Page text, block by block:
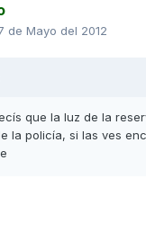
de Mayo del 2012
que la luz de la
la policía, si las ves